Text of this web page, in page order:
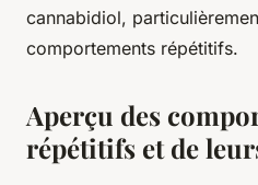
cannabidiol,
comportements répétitifs.
Aperçu des
répétitifs et de